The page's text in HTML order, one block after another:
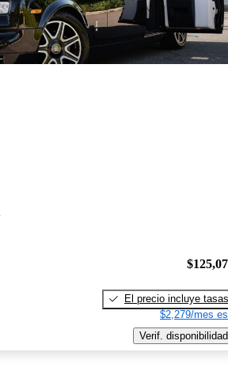
El precio incluye tasas
$2,279/mes
Verif. disponibilidad